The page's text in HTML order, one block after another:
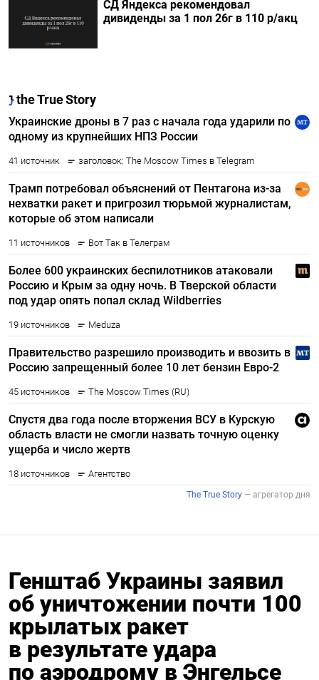
СД Яндекса рекомендовал
дивиденды за 1 пол 26г в 110 р/акц
Генштаб Украины заявил
об уничтожении почти 100
крылатых ракет
в результате удара
по аэродрому в Энгельсе